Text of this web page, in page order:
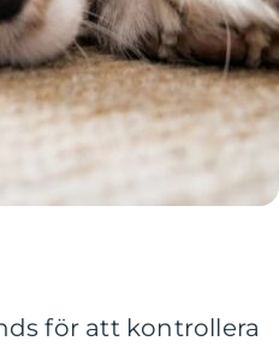
för att kontrollera